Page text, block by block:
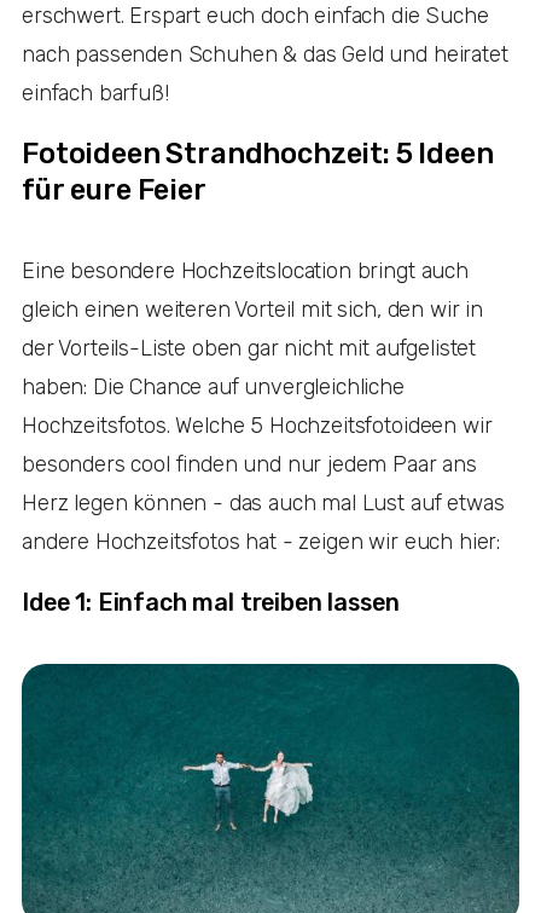
erschwert. Erspart euch doch einfach die Suche
nach passenden Schuhen & das Geld und heiratet
einfach barfuß!
Fotoideen Strandhochzeit: 5 Ideen
für eure Feier
Eine besondere Hochzeitslocation bringt auch
gleich einen weiteren Vorteil mit sich, den wir in
der Vorteils-Liste oben gar nicht mit aufgelistet
haben: Die Chance auf unvergleichliche
Hochzeitsfotos. Welche 5 Hochzeitsfotoideen wir
besonders cool finden und nur jedem Paar ans
Herz legen können - das auch mal Lust auf etwas
andere Hochzeitsfotos hat - zeigen wir euch hier:
Idee 1: Einfach mal treiben lassen